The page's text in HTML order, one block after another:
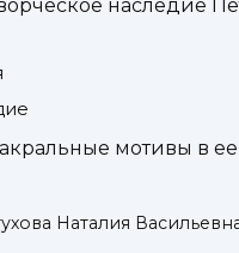
наследие
мотивы в ее
Наталия